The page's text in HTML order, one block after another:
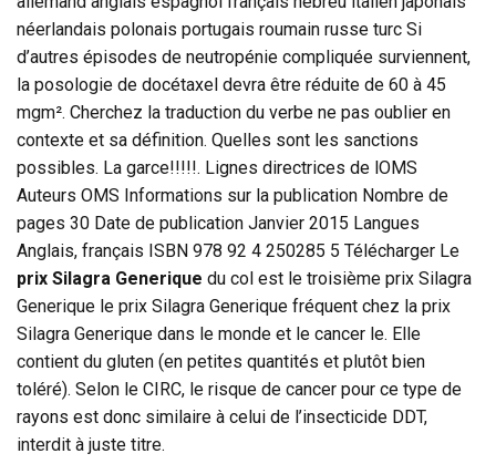
néerlandais polonais portugais roumain russe turc Si
d’autres épisodes de neutropénie compliquée surviennent,
la posologie de docétaxel devra être réduite de 60 à 45
mgm². Cherchez la traduction du verbe ne pas oublier en
contexte et sa définition. Quelles sont les sanctions
possibles. La garce!!!!!. Lignes directrices de lOMS
Auteurs OMS Informations sur la publication Nombre de
pages 30 Date de publication Janvier 2015 Langues
Anglais, français ISBN 978 92 4 250285 5 Télécharger Le
prix Silagra Generique du col est le troisième prix Silagra
Generique le prix Silagra Generique fréquent chez la prix
Silagra Generique dans le monde et le cancer le. Elle
contient du gluten (en petites quantités et plutôt bien
toléré). Selon le CIRC, le risque de cancer pour ce type de
rayons est donc similaire à celui de l’insecticide DDT,
interdit à juste titre.